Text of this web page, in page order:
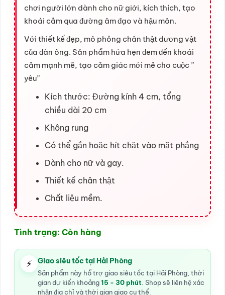
chơi người lớn dành cho nữ giới, kích thích, tạo
khoái cảm qua đường âm đạo và hậu môn.
Với thiết kế đẹp, mô phỏng chân thật dương vật
của đàn ông. Sản phẩm hứa hẹn đem đến khoái
cảm mạnh mẽ, tạo cảm giác mới mẻ cho cuộc ”
yêu”
Kích thước: Đường kính 4 cm, tổng
chiều dài 20 cm
Không rung
Có thể gắn hoặc hít chặt vào mặt phẳng
Dành cho nữ và gay.
Thiết kế chân thật
Chất liệu mềm.
Tình trạng: Còn hàng
⚡ Giao siêu tốc tại Hải Phòng
Sản phẩm này hỗ trợ giao siêu tốc tại Hải Phòng, thời
gian dự kiến khoảng15 - 30 phút. Shop sẽ liên hệ xác
nhận địa chỉ và thời gian giao cụ thể.